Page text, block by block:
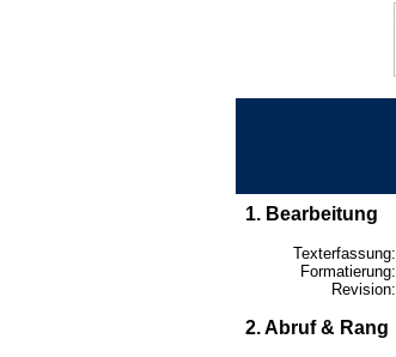
1. Bearbeitung
Texterfassung:
Formatierung:
Revision:
2. Abruf & Rang